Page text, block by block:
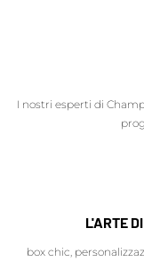
I nostri esperti di
L'ARTE
box chic,